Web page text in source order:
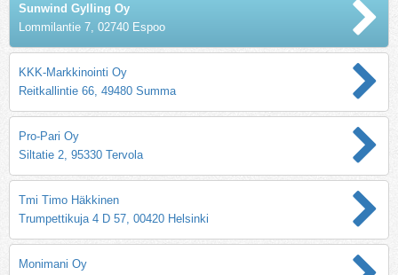
Sunwind Gylling Oy
Lommilantie 7, 02740 Espoo
KKK-Markkinointi Oy
Reitkallintie 66, 49480 Summa
Pro-Pari Oy
Siltatie 2, 95330 Tervola
Tmi Timo Häkkinen
Trumpettikuja 4 D 57, 00420 Helsinki
Monimani Oy